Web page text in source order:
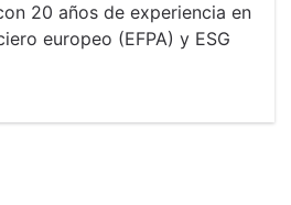
20 años de experiencia en
europeo (EFPA) y ESG